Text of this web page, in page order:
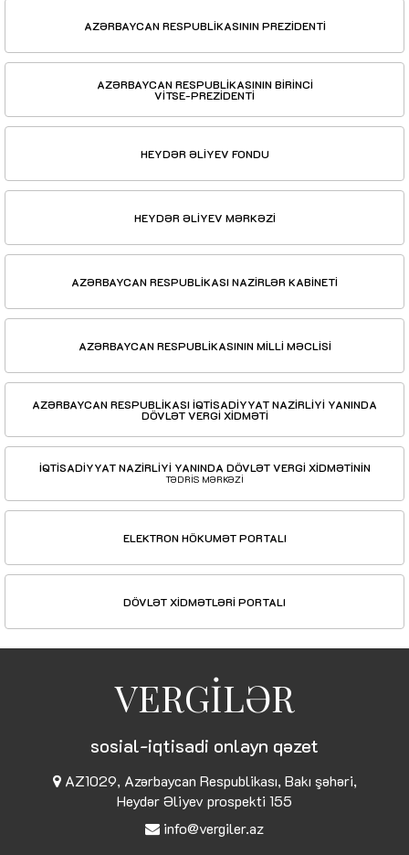
AZƏRBAYCAN RESPUBLİKASININ PREZİDENTİ
AZƏRBAYCAN RESPUBLİKASININ BİRİNCİ
VİTSE-PREZİDENTİ
HEYDƏR ƏLİYEV FONDU
HEYDƏR ƏLİYEV MƏRKƏZİ
AZƏRBAYCAN RESPUBLİKASI NAZİRLƏR KABİNETİ
AZƏRBAYCAN RESPUBLİKASININ MİLLİ MƏCLİSİ
AZƏRBAYCAN RESPUBLİKASI İQTİSADİYYAT NAZİRLİYİ YANINDA
DÖVLƏT VERGİ XİDMƏTİ
İQTİSADİYYAT NAZİRLİYİ YANINDA DÖVLƏT VERGİ XİDMƏTİNİN
TƏDRİS MƏRKƏZİ
ELEKTRON HÖKUMƏT PORTALI
DÖVLƏT XİDMƏTLƏRİ PORTALI
VERGİLƏR
sosial-iqtisadi onlayn qəzet
AZ1029, Azərbaycan Respublikası, Bakı şəhəri,
Heydər Əliyev prospekti 155
info@vergiler.az